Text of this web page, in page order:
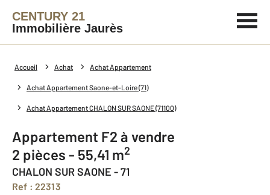
CENTURY 21
Immobilière Jaurès
Accueil Achat Achat Appartement
Achat Appartement Saone-et-Loire (71)
Achat Appartement CHALON SUR SAONE (71100)
Appartement F2 à vendre
2 pièces - 55,41 m2
CHALON SUR SAONE - 71
Ref : 22313